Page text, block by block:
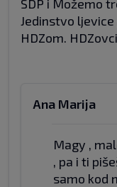
SDP i Možemo
Jedinstvo
HDZom.
Ana Marija
Magy ,
, pa i ti
samo kod